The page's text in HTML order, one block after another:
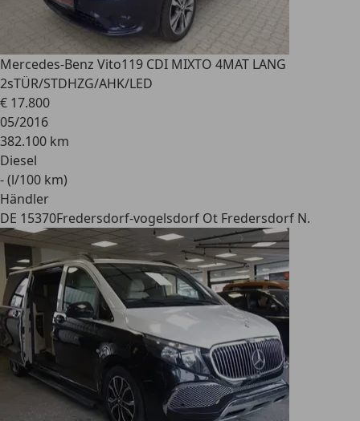
Mercedes-Benz Vito119 CDI MIXTO 4MAT LANG
2sTÜR/STDHZG/AHK/LED
€ 17.800
05/2016
382.100 km
Diesel
- (l/100 km)
Händler
DE 15370Fredersdorf-vogelsdorf Ot Fredersdorf N.